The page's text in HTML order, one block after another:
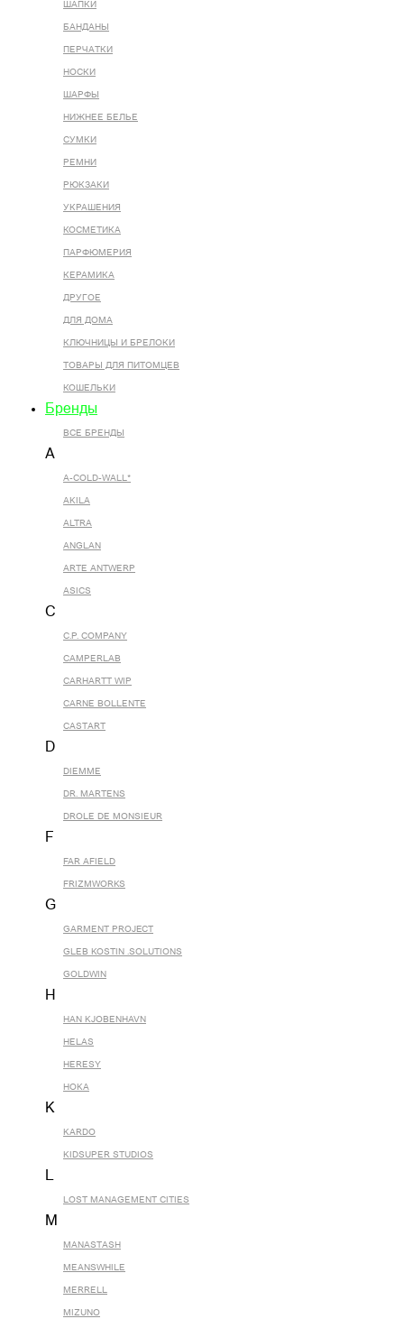
ШАПКИ
БАНДАНЫ
ПЕРЧАТКИ
НОСКИ
ШАРФЫ
НИЖНЕЕ БЕЛЬЕ
СУМКИ
РЕМНИ
РЮКЗАКИ
УКРАШЕНИЯ
КОСМЕТИКА
ПАРФЮМЕРИЯ
КЕРАМИКА
ДРУГОЕ
ДЛЯ ДОМА
КЛЮЧНИЦЫ И БРЕЛОКИ
ТОВАРЫ ДЛЯ ПИТОМЦЕВ
КОШЕЛЬКИ
Бренды
ВСЕ БРЕНДЫ
A
A-COLD-WALL*
AKILA
ALTRA
ANGLAN
ARTE ANTWERP
ASICS
C
C.P. COMPANY
CAMPERLAB
CARHARTT WIP
CARNE BOLLENTE
CASTART
D
DIEMME
DR. MARTENS
DROLE DE MONSIEUR
F
FAR AFIELD
FRIZMWORKS
G
GARMENT PROJECT
GLEB KOSTIN .SOLUTIONS
GOLDWIN
H
HAN KJOBENHAVN
HELAS
HERESY
HOKA
K
KARDO
KIDSUPER STUDIOS
L
LOST MANAGEMENT CITIES
M
MANASTASH
MEANSWHILE
MERRELL
MIZUNO